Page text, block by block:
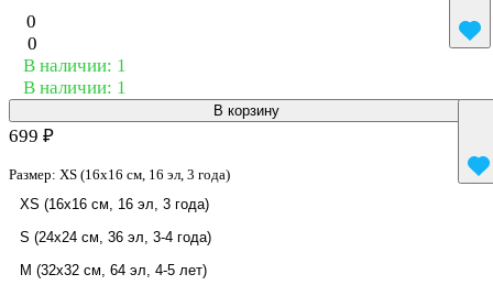
0
0
В наличии: 1
В наличии: 1
В корзину
699 ₽
Размер: XS (16x16 см, 16 эл, 3 года)
XS (16x16 см, 16 эл, 3 года)
S (24x24 см, 36 эл, 3-4 года)
M (32x32 см, 64 эл, 4-5 лет)